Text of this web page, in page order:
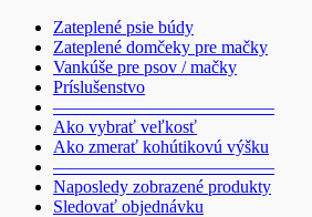
Zateplené psie búdy
Zateplené domčeky pre mačky
Vankúše pre psov / mačky
Príslušenstvo
————————————–
Ako vybrať veľkosť
Ako zmerať kohútikovú výšku
————————————–
Naposledy zobrazené produkty
Sledovať objednávku